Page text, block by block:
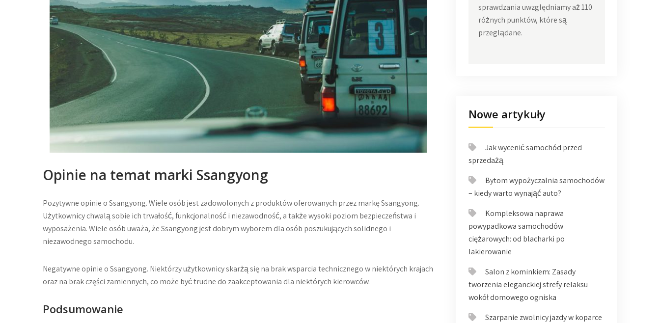
Opinie na temat marki Ssangyong
Pozytywne opinie o Ssangyong. Wiele osób jest zadowolonych z produktów oferowanych przez markę Ssangyong.
Użytkownicy chwalą sobie ich trwałość, funkcjonalność i niezawodność, a także wysoki poziom bezpieczeństwa i
wyposażenia. Wiele osób uważa, że Ssangyong jest dobrym wyborem dla osób poszukujących solidnego i
niezawodnego samochodu.
Negatywne opinie o Ssangyong. Niektórzy użytkownicy skarżą się na brak wsparcia technicznego w niektórych krajach
oraz na brak części zamiennych, co może być trudne do zaakceptowania dla niektórych kierowców.
Podsumowanie
sprawdzania uwzględniamy aż 110
różnych punktów, które są
przeglądane.
Nowe artykuły
Jak wycenić samochód przed
sprzedażą
Bytom wypożyczalnia samochodów
– kiedy warto wynająć auto?
Kompleksowa naprawa
powypadkowa samochodów
ciężarowych: od blacharki po
lakierowanie
Salon z kominkiem: Zasady
tworzenia eleganckiej strefy relaksu
wokół domowego ogniska
Szarpanie zwolnicy jazdy w koparce